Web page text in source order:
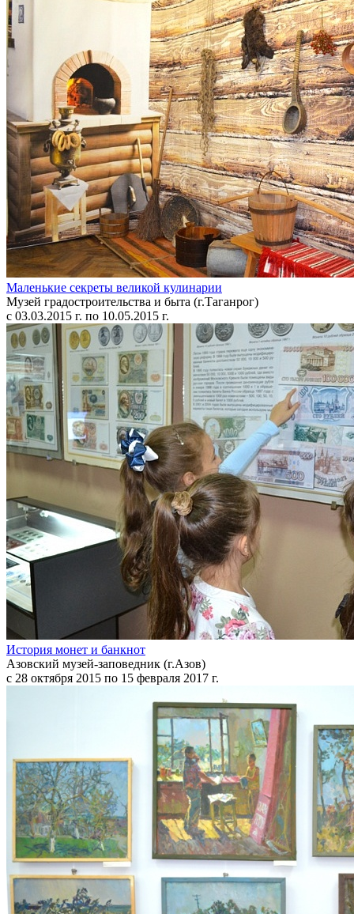
Маленькие секреты великой кулинарии
Музей градостроительства и быта (г.Таганрог)
с 03.03.2015 г. по 10.05.2015 г.
История монет и банкнот
Азовский музей-заповедник (г.Азов)
с 28 октября 2015 по 15 февраля 2017 г.